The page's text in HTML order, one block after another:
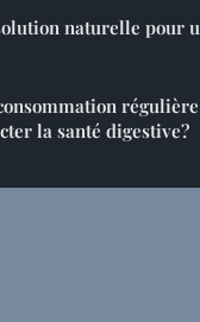
naturelle pour
la santé digestive?